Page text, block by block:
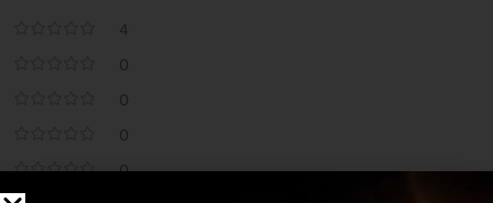
4
0
0
0
0
Değerlendirme yap